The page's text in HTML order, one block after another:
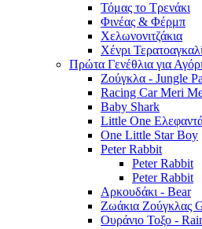
Τόμας το Τρενάκι
Φινέας & Φέρμπ
Χελωνονιτζάκια
Χένρι
Πρώτα Γενέθλια για Αγόρι
Ζούγκλα - Jungle
Racing Car Meri
Baby Shark
Little One
One Little Star Boy
Peter Rabbit
Peter Rabbit
Peter Rabbit
Αρκουδάκι - Bear
Ζωάκια Ζούγκλας
Ουράνιο Τοξο -